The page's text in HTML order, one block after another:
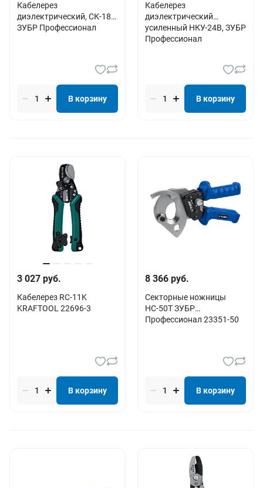
Кабелерез
диэлектрический, СК-18В
ЗУБР Профессионал
В корзину
Кабелерез
диэлектрический
усиленный НКУ-24В, ЗУБР
Профессионал
В корзину
3 027 руб.
Кабелерез RC-11K
KRAFTOOL 22696-3
В корзину
8 366 руб.
Секторные ножницы
НС-50T ЗУБР
Профессионал 23351-50
В корзину